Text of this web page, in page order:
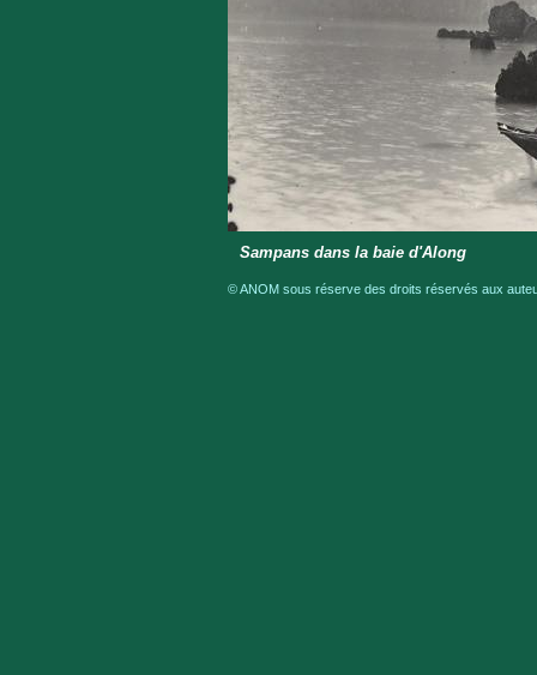
Sampans dans la baie d'Along
© ANOM sous réserve des droits réservés aux